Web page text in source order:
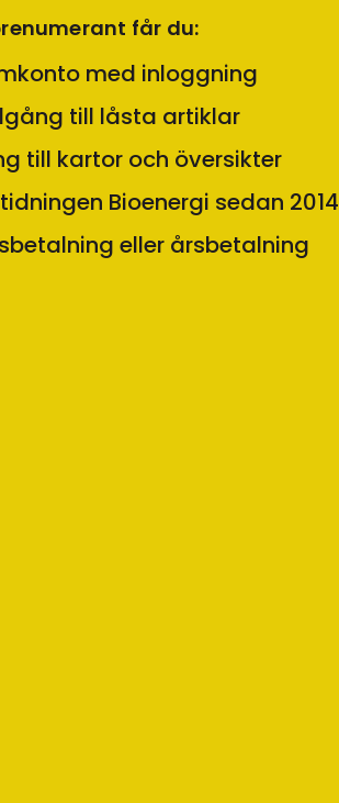
får du:
med inloggning
till låsta artiklar
till kartor och översikter
Bioenergi sedan 2014
eller årsbetalning